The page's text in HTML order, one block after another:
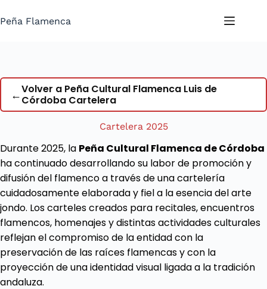
al
Peña Flamenca
←Volver a Peña Cultural Flamenca Luis de
Córdoba Cartelera
Cartelera 2025
Durante 2025, la Peña Cultural Flamenca de Córdoba
ha continuado desarrollando su labor de promoción y
difusión del flamenco a través de una cartelería
cuidadosamente elaborada y fiel a la esencia del arte
jondo. Los carteles creados para recitales, encuentros
flamencos, homenajes y distintas actividades culturales
reflejan el compromiso de la entidad con la
preservación de las raíces flamencas y con la
proyección de una identidad visual ligada a la tradición
andaluza.